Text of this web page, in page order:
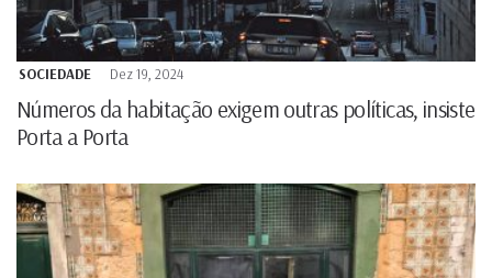
SOCIEDADE Dez 19, 2024
Números da habitação exigem outras políticas, insiste
Porta a Porta